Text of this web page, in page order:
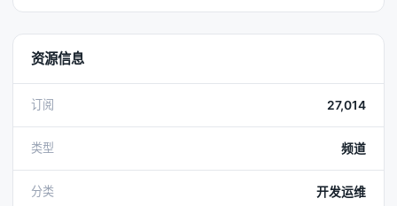
资源信息
订阅 27,014
类型 频道
分类 开发运维